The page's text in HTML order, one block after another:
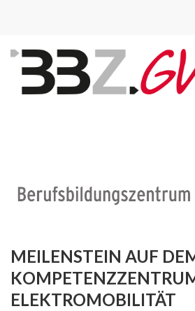
MEILENSTEIN AUF
ELEKTROMOBILITÄT